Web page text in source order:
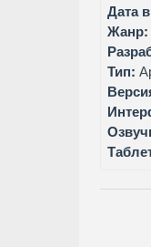
Дата
Жанр:
Тип: